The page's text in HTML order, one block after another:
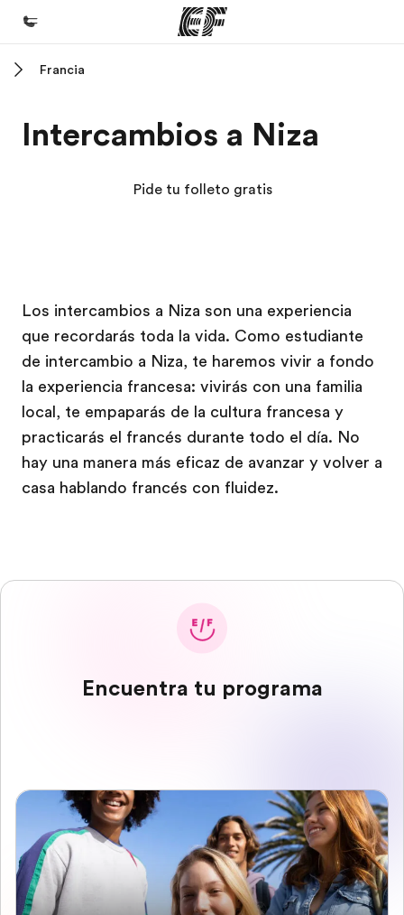
Programas
Quiénes somos
Trabajos
Únete al equipo
Francia
Intercambios a Niza
Pide tu folleto gratis
Los intercambios a Niza son una experiencia
que recordarás toda la vida. Como estudiante
de intercambio a Niza, te haremos vivir a fondo
la experiencia francesa: vivirás con una familia
local, te empaparás de la cultura francesa y
practicarás el francés durante todo el día. No
hay una manera más eficaz de avanzar y volver a
casa hablando francés con fluidez.
Encuentra tu programa